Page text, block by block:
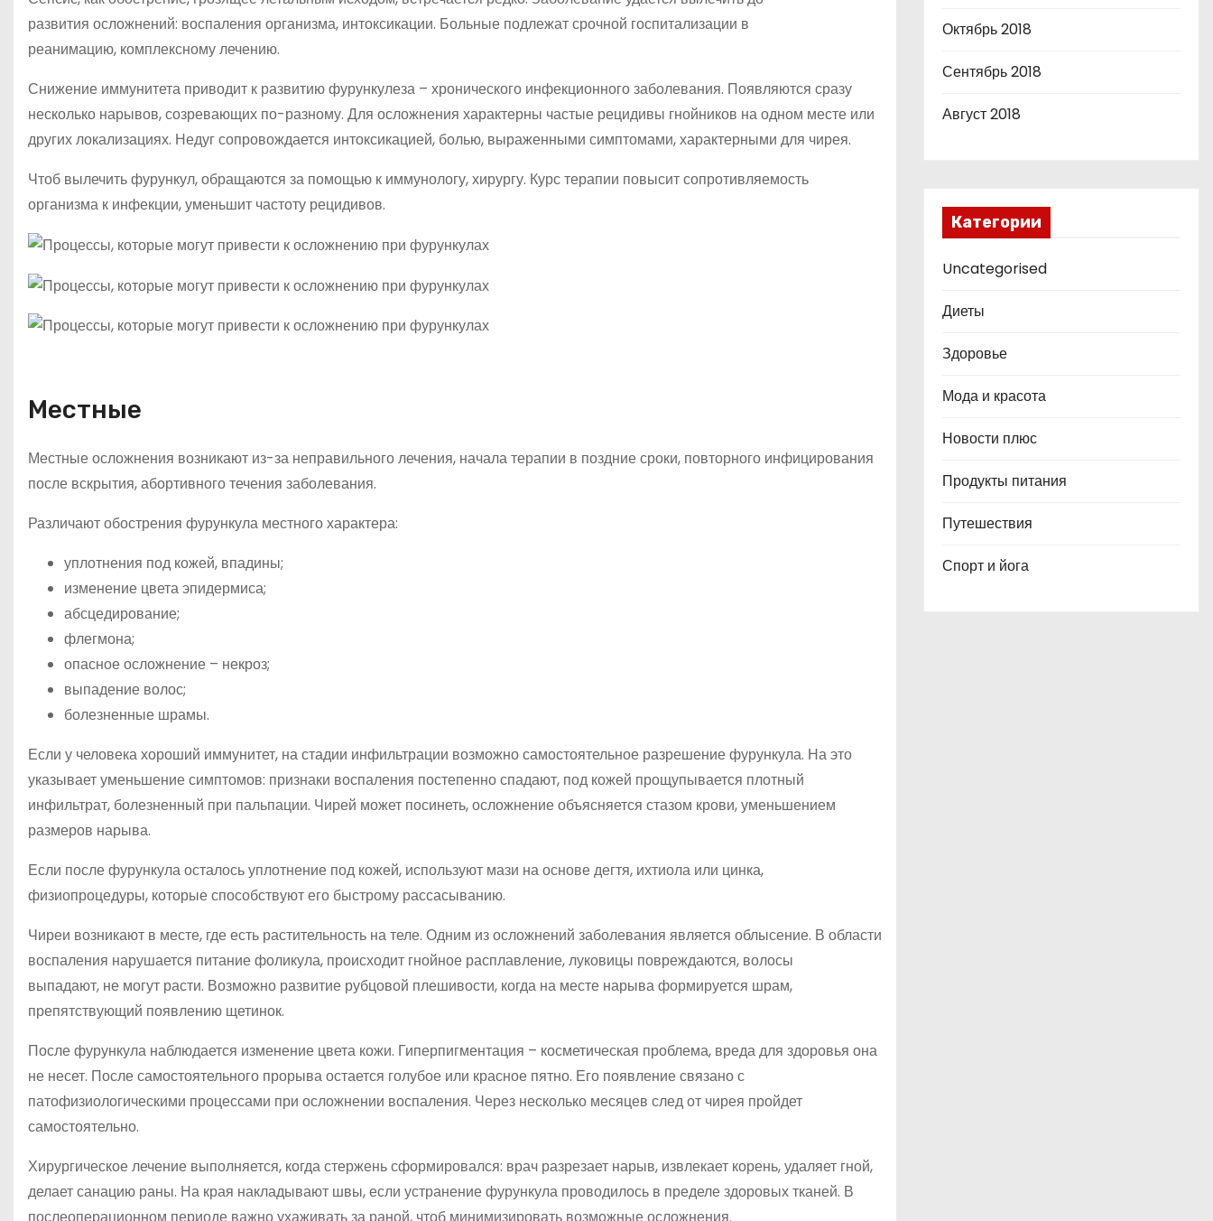
развития осложнений: воспаления организма, интоксикации. Больные подлежат срочной госпитализации в
реанимацию, комплексному лечению.
Снижение иммунитета приводит к развитию фурункулеза – хронического инфекционного заболевания. Появляются сразу
несколько нарывов, созревающих по-разному. Для осложнения характерны частые рецидивы гнойников на одном месте или
других локализациях. Недуг сопровождается интоксикацией, болью, выраженными симптомами, характерными для чирея.
Чтоб вылечить фурункул, обращаются за помощью к иммунологу, хирургу. Курс терапии повысит сопротивляемость
организма к инфекции, уменьшит частоту рецидивов.
Местные
Местные осложнения возникают из-за неправильного лечения, начала терапии в поздние сроки, повторного инфицирования
после вскрытия, абортивного течения заболевания.
Различают обострения фурункула местного характера:
уплотнения под кожей, впадины;
изменение цвета эпидермиса;
абсцедирование;
флегмона;
опасное осложнение – некроз;
выпадение волос;
болезненные шрамы.
Если у человека хороший иммунитет, на стадии инфильтрации возможно самостоятельное разрешение фурункула. На это
указывает уменьшение симптомов: признаки воспаления постепенно спадают, под кожей прощупывается плотный
инфильтрат, болезненный при пальпации. Чирей может посинеть, осложнение объясняется стазом крови, уменьшением
размеров нарыва.
Если после фурункула осталось уплотнение под кожей, используют мази на основе дегтя, ихтиола или цинка,
физиопроцедуры, которые способствуют его быстрому рассасыванию.
Чиреи возникают в месте, где есть растительность на теле. Одним из осложнений заболевания является облысение. В области
воспаления нарушается питание фоликула, происходит гнойное расплавление, луковицы повреждаются, волосы
выпадают, не могут расти. Возможно развитие рубцовой плешивости, когда на месте нарыва формируется шрам,
препятствующий появлению щетинок.
После фурункула наблюдается изменение цвета кожи. Гиперпигментация – косметическая проблема, вреда для здоровья она
не несет. После самостоятельного прорыва остается голубое или красное пятно. Его появление связано с
патофизиологическими процессами при осложнении воспаления. Через несколько месяцев след от чирея пройдет
самостоятельно.
Хирургическое лечение выполняется, когда стержень сформировался: врач разрезает нарыв, извлекает корень, удаляет гной,
делает санацию раны. На края накладывают швы, если устранение фурункула проводилось в пределе здоровых тканей. В
Октябрь 2018
Сентябрь 2018
Август 2018
Категории
Uncategorised
Диеты
Здоровье
Мода и красота
Новости плюс
Продукты питания
Путешествия
Спорт и йога